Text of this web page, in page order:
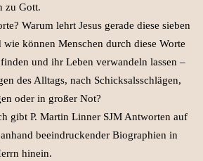
zu Gott.
Warum lehrt Jesus gerade diese sieben
wie können Menschen durch diese Worte
und ihr Leben verwandeln lassen –
des Alltags, nach Schicksalsschlägen,
oder in großer Not?
gibt P. Martin Linner SJM Antworten auf
beeindruckender Biographien in
hinein.